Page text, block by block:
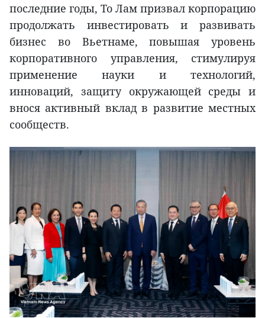
последние годы, То Лам призвал корпорацию
продолжать инвестировать и развивать
бизнес во Вьетнаме, повышая уровень
корпоративного управления, стимулируя
применение науки и технологий,
инноваций, защиту окружающей среды и
внося активный вклад в развитие местных
сообществ.